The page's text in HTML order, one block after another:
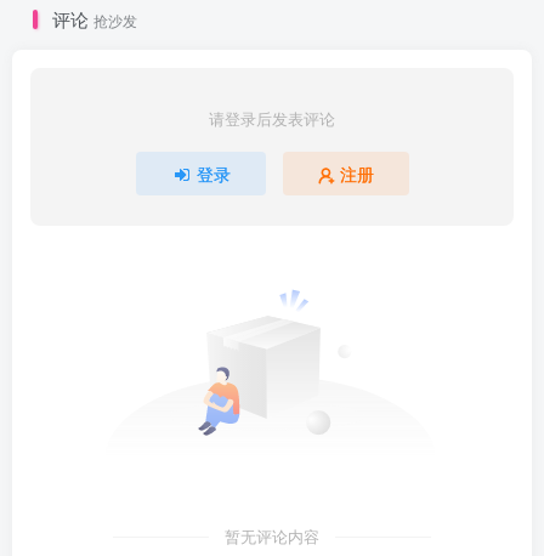
评论 抢沙发
请登录后发表评论
登录 注册
暂无评论内容